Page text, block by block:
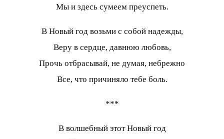
Мы и здесь сумеем преуспеть.
В Новый год возьми с собой надежды,
Веру в сердце, давнюю любовь,
Прочь отбрасывай, не думая, небрежно
Все, что причиняло тебе боль.
***
В волшебный этот Новый год